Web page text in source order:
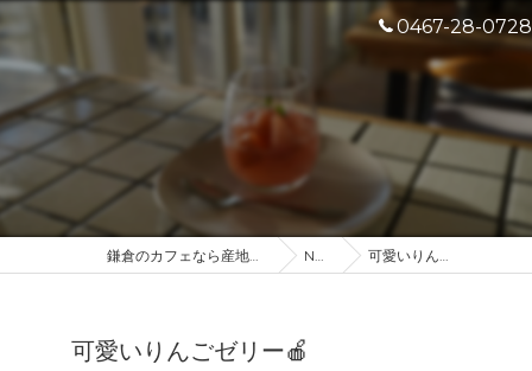
0467-28-0728
鎌倉のカフェなら産地直送のDROP IN NEWS 可愛いりんごゼリー🍎
可愛いりんごゼリー🍎